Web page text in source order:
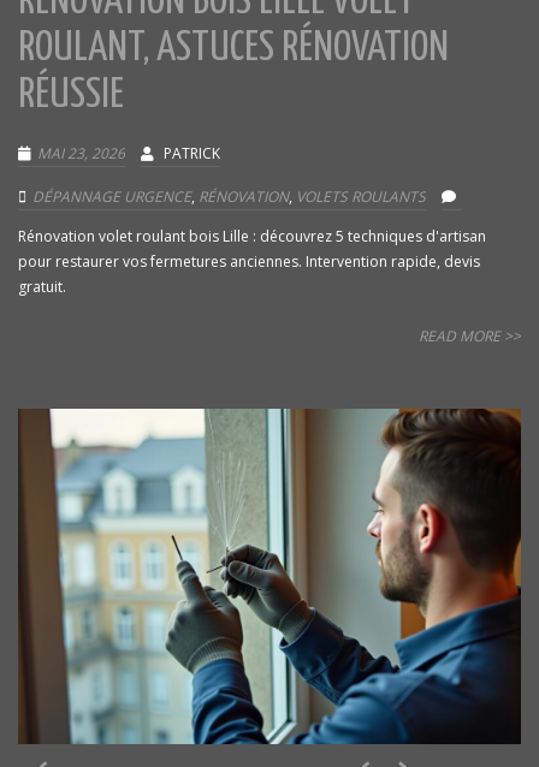
ROULANT, ASTUCES RÉNOVATION
RÉUSSIE
MAI 23, 2026 PATRICK
DÉPANNAGE URGENCE, RÉNOVATION, VOLETS ROULANTS
Rénovation volet roulant bois Lille : découvrez 5 techniques d'artisan
pour restaurer vos fermetures anciennes. Intervention rapide, devis
gratuit.
READ MORE >>